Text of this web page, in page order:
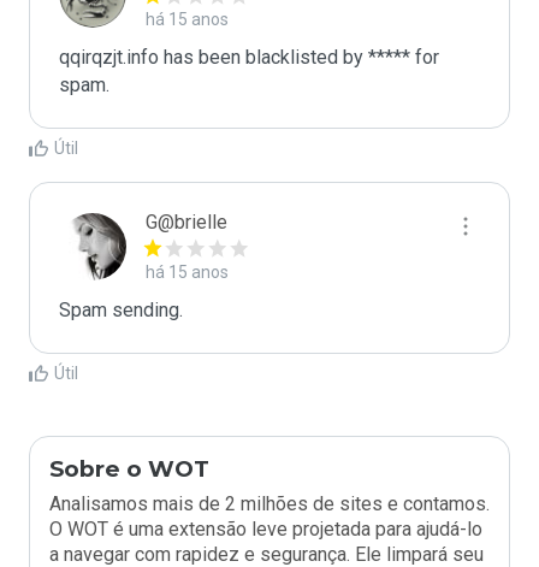
há 15 anos
qqirqzjt.info has been blacklisted by ***** for
spam.
Útil
G@brielle
há 15 anos
Spam sending.
Útil
Sobre o WOT
Analisamos mais de 2 milhões de sites e contamos.
O WOT é uma extensão leve projetada para ajudá-lo
a navegar com rapidez e segurança. Ele limpará seu